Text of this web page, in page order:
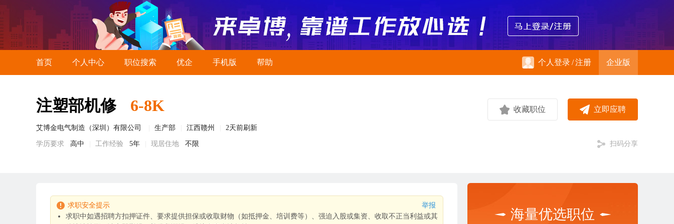
首页 个人中心 职位搜索 优企 手机版 帮助 个人登录/注册 企业版
注塑部机修 6-8K
艾博金电气制造（深圳）有限公司 生产部 江西赣州 2天前刷新
学历要求 高中 工作经验 5年 现居住地 不限
收藏职位 立即应聘
扫码分享
求职安全提示
举报
求职中如遇招聘方扣押证件、要求提供担保或收取财物（如抵押金、培训费等）、强迫入股或集资、收取不正当利益或其
海量优选职位